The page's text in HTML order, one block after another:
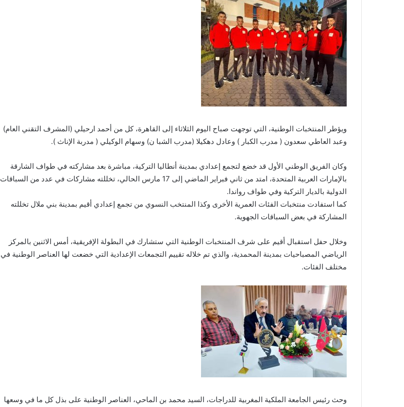
ويؤطر المنتخبات الوطنية، التي توجهت صباح اليوم الثلاثاء إلى القاهرة، كل من أحمد ارحيلي (المشرف التقني العام)
وعبد العاطي سعدون ( مدرب الكبار ) وعادل دهكيلا (مدرب الشبا ن) وسهام الوكيلي ( مدربة الإناث ).
وكان الفريق الوطني الأول قد خضع لتجمع إعدادي بمدينة أنطاليا التركية، مباشرة بعد مشاركته في طواف الشارقة
بالإمارات العربية المتحدة، امتد من ثاني فبراير الماضي إلى 17 مارس الحالي، تخللته مشاركات في عدد من السباقات
الدولية بالديار التركية وفي طواف رواندا.
كما استفادت منتخبات الفئات العمرية الأخرى وكذا المنتخب النسوي من تجمع إعدادي أقيم بمدينة بني ملال تخللته
المشاركة في بعض السباقات الجهوية.
وخلال حفل استقبال أقيم على شرف المنتخبات الوطنية التي ستشارك في البطولة الإفريقية، أمس الاثنين بالمركز
الرياضي المصباحيات بمدينة المحمدية، والذي تم خلاله تقييم التجمعات الإعدادية التي خضعت لها العناصر الوطنية في
مختلف الفئات.
وحث رئيس الجامعة الملكية المغربية للدراجات، السيد محمد بن الماحي، العناصر الوطنية على بذل كل ما في وسعها